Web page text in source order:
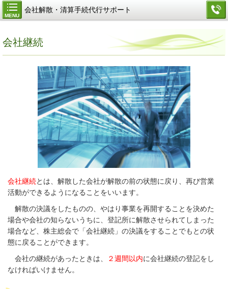
MENU
会社解散・清算手続代行サポート
会社継続
会社継続とは、解散した会社が解散の前の状態に戻り、再び営業
活動ができるようになることをいいます。
解散の決議をしたものの、やはり事業を再開することを決めた
場合や会社の知らないうちに、登記所に解散させられてしまった
場合など、株主総会で「会社継続」の決議をすることでもとの状
態に戻ることができます。
会社の継続があったときは、
２週間以内に会社継続の登記をし
なければいけません。